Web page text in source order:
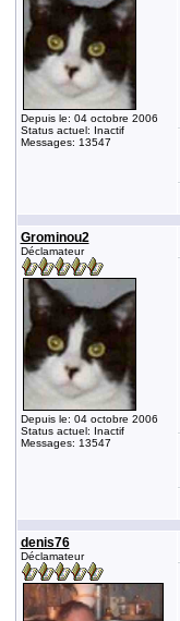
Depuis le: 04 octobre 2006
Status actuel: Inactif
Messages: 13547
Grominou2
Déclamateur
Depuis le: 04 octobre 2006
Status actuel: Inactif
Messages: 13547
denis76
Déclamateur